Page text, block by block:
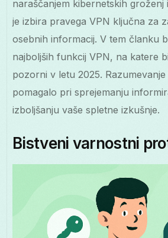
naraščanjem kibernetskih
je izbira pravega VPN ključna za
osebnih informacij. V tem članku
najboljših funkcij VPN, na katere
pozorni v letu 2025.
pomagalo pri sprejemanju
izboljšanju vaše spletne izkušnje.
Bistveni varnostni